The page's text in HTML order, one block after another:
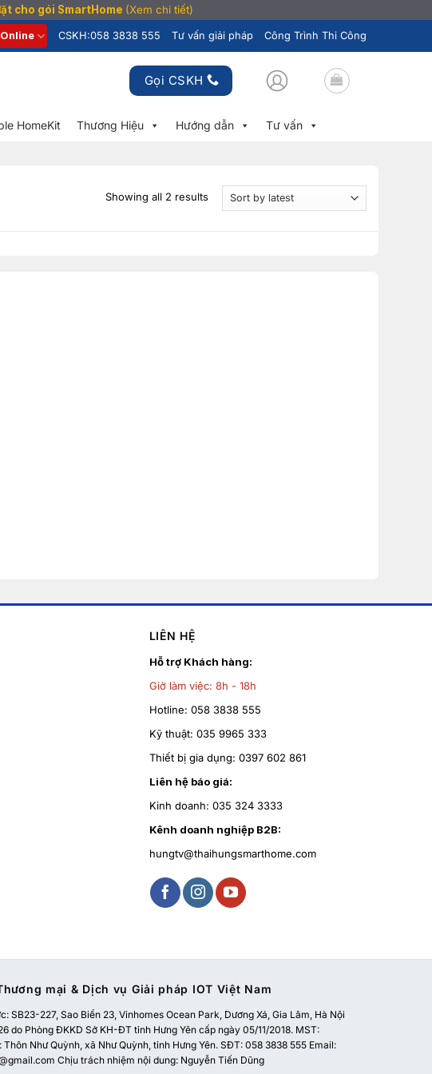
cho gói SmartHome (Xem chi tiết)
CSKH:058 3838 555 Tư vấn giải pháp Công Trình Thi Công
Gọi CSKH
HomeKit Thương Hiệu Hướng dẫn Tư vấn
Showing all 2 results
LIÊN HỆ
Hỗ trợ Khách hàng:
Giờ làm việc: 8h - 18h
Hotline: 058 3838 555
Kỹ thuật: 035 9965 333
Thiết bị gia dụng: 0397 602 861
Liên hệ báo giá:
Kinh doanh: 035 324 3333
Kênh doanh nghiệp B2B:
hungtv@thaihungsmarthome.com
mại & Dịch vụ Giải pháp IOT Việt Nam
SB23-227, Sao Biển 23, Vinhomes Ocean Park, Dương Xá, Gia Lâm, Hà Nội
do Phòng ĐKKD Sở KH-ĐT tỉnh Hưng Yên cấp ngày 05/11/2018. MST:
Như Quỳnh, xã Như Quỳnh, tỉnh Hưng Yên. SĐT: 058 3838 555 Email:
Chịu trách nhiệm nội dung: Nguyễn Tiến Dũng